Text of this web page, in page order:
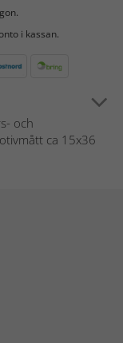
i kassan.
och
ca 15x36